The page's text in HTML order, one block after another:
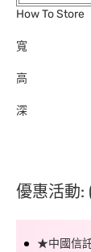
How To Store
寬
高
深
優惠活動:
★中國信